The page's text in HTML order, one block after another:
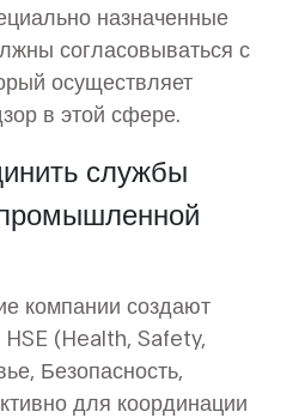
назначенные
согласовываться с
осуществляет
в этой сфере.
службы
компании создают
(Health, Safety,
Безопасность,
для координации